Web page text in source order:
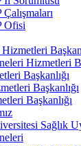
Ofisi
Hizmetleri
Başkanlığı
Başkanlığı
Başkanlığı
Sağlık